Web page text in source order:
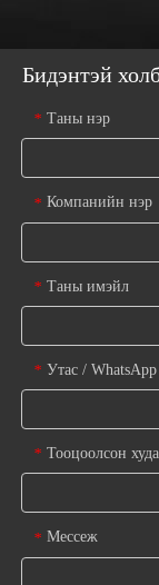
Бидэнтэй
* Таны нэр
* Компанийн нэр
* Таны имэйл
* Утас / WhatsApp
* Тооцоолсон
* Мессеж